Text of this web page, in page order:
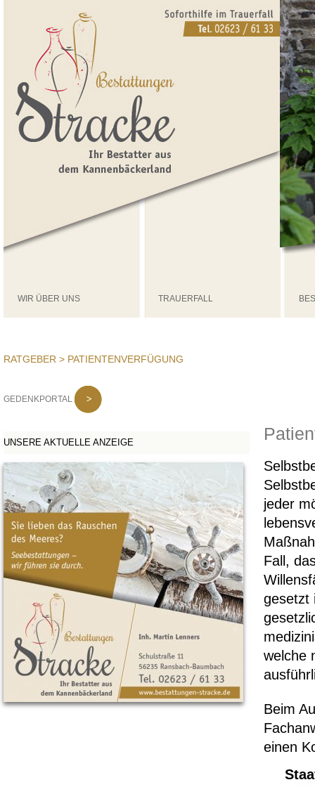
WIR ÜBER UNS TRAUERFALL
GEDENKPORTAL
UNSERE AKTUELLE ANZEIGE
RATGEBER > PATIENTENVERFÜGUNG
jeder
Fall,
gesetzt
welche
Beim
einen